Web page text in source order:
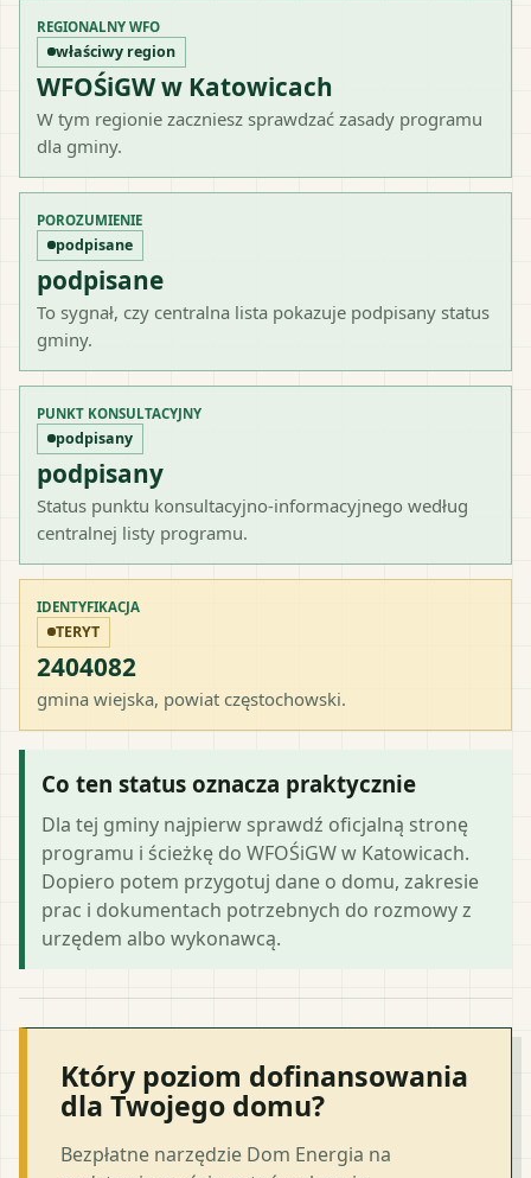
REGIONALNY WFO
właściwy region
WFOŚiGW w Katowicach
W tym regionie zaczniesz sprawdzać zasady programu
dla gminy.
POROZUMIENIE
podpisane
podpisane
To sygnał, czy centralna lista pokazuje podpisany status
gminy.
PUNKT KONSULTACYJNY
podpisany
podpisany
Status punktu konsultacyjno-informacyjnego według
centralnej listy programu.
IDENTYFIKACJA
TERYT
2404082
gmina wiejska, powiat częstochowski.
Co ten status oznacza praktycznie
Dla tej gminy najpierw sprawdź oficjalną stronę
programu i ścieżkę do WFOŚiGW w Katowicach.
Dopiero potem przygotuj dane o domu, zakresie
prac i dokumentach potrzebnych do rozmowy z
urzędem albo wykonawcą.
Który poziom dofinansowania
dla Twojego domu?
Bezpłatne narzędzie Dom Energia na